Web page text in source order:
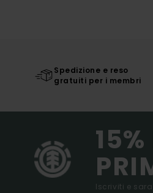
Spedizione e reso
gratuiti per i membri
Iscriviti e